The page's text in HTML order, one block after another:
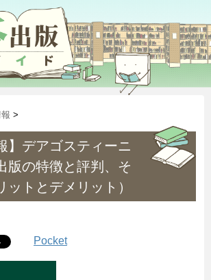
>
】デアゴスティーニ
版の特徴と評判、そ
ットとデメリット）
Pocket